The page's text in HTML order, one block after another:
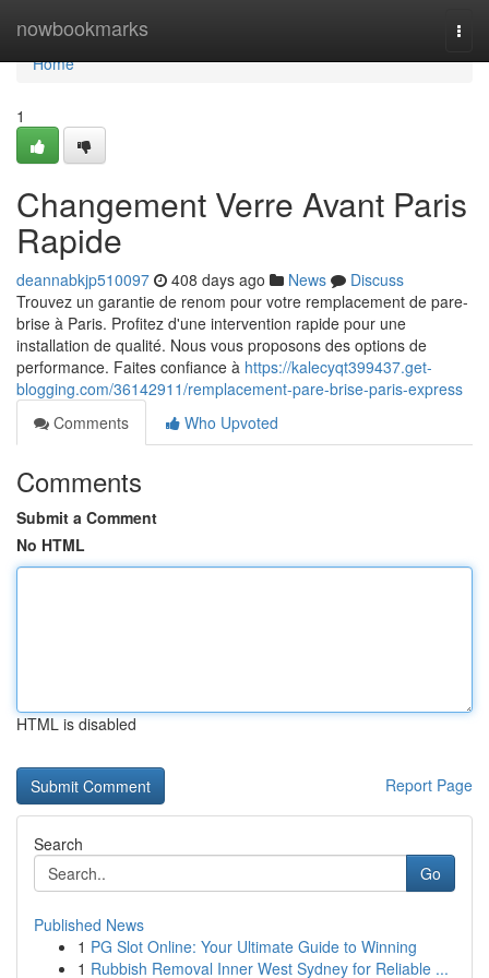
nowbookmarks
Home
Home
1
Changement Verre Avant Paris
Rapide
deannabkjp510097 408 days ago News
Discuss
Trouvez un garantie de renom pour votre remplacement de pare-
brise à Paris. Profitez d'une intervention rapide pour une
installation de qualité. Nous vous proposons des options de
performance. Faites confiance à https://kalecyqt399437.get-
blogging.com/36142911/remplacement-pare-brise-paris-express
Comments
Who Upvoted
Comments
Submit a Comment
No HTML
HTML is disabled
Report Page
Search
Go
Published News
1 PG Slot Online: Your Ultimate Guide to Winning
1 Rubbish Removal Inner West Sydney for Reliable ...